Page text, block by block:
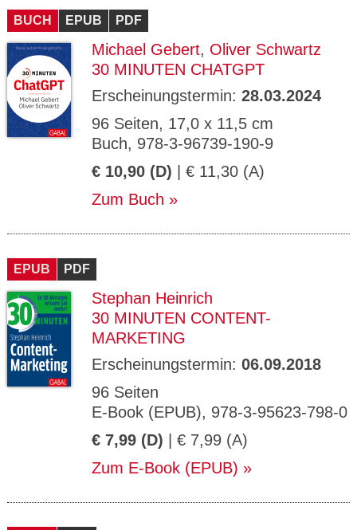
BUCH EPUB PDF
Michael Gebert, Oliver Schwartz
30 MINUTEN CHATGPT
Erscheinungstermin: 28.03.2024
96 Seiten, 17,0 x 11,5 cm
Buch, 978-3-96739-190-9
€ 10,90 (D) | € 11,30 (A)
Zum Buch
EPUB PDF
Stephan Heinrich
30 MINUTEN CONTENT-
MARKETING
Erscheinungstermin: 06.09.2018
96 Seiten
E-Book (EPUB), 978-3-95623-798-0
€ 7,99 (D) | € 7,99 (A)
Zum E-Book (EPUB)
ESSION
_ID
verlag.
de
Session verwendet
GV_CO
OKIES
gabal-
verlag.
Speichert den Zustimmungsstatus des
Benutzers für Cookies auf der aktuellen
Domäne.
90